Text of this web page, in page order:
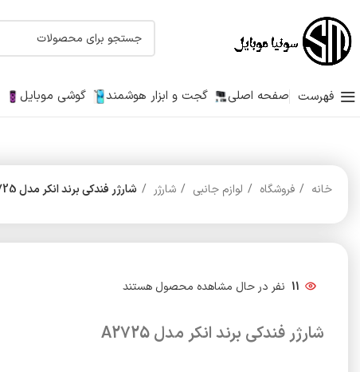
فهرست صفحه اصلی گجت و ابزار هوشمند گوشی موبایل
خانه فروشگاه لوازم جانبی شارژر شارژر فندکی برند انکر مدل A2725
11 نفر در حال مشاهده محصول هستند
شارژر فندکی برند انکر مدل A2725